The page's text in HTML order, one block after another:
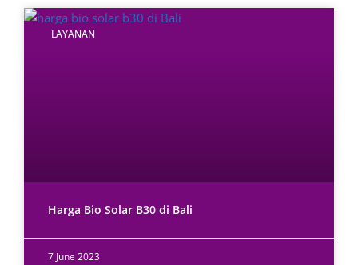
LAYANAN
Harga Bio Solar B30 di Bali
7 June 2023